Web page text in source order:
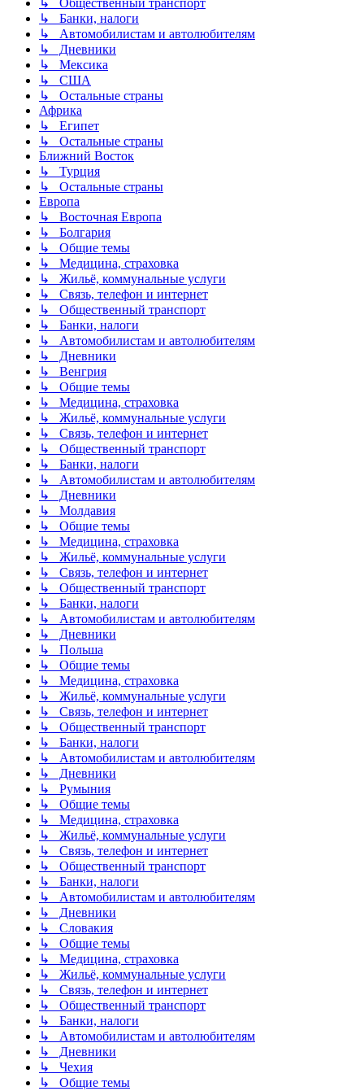
↳ Банки, налоги
↳ Автомобилистам и автолюбителям
↳ Дневники
↳ Мексика
↳ США
↳ Остальные страны
Африка
↳ Египет
↳ Остальные страны
Ближний Восток
↳ Турция
↳ Остальные страны
Европа
↳ Восточная Европа
↳ Болгария
↳ Общие темы
↳ Медицина, страховка
↳ Жильё, коммунальные услуги
↳ Связь, телефон и интернет
↳ Общественный транспорт
↳ Банки, налоги
↳ Автомобилистам и автолюбителям
↳ Дневники
↳ Венгрия
↳ Общие темы
↳ Медицина, страховка
↳ Жильё, коммунальные услуги
↳ Связь, телефон и интернет
↳ Общественный транспорт
↳ Банки, налоги
↳ Автомобилистам и автолюбителям
↳ Дневники
↳ Молдавия
↳ Общие темы
↳ Медицина, страховка
↳ Жильё, коммунальные услуги
↳ Связь, телефон и интернет
↳ Общественный транспорт
↳ Банки, налоги
↳ Автомобилистам и автолюбителям
↳ Дневники
↳ Польша
↳ Общие темы
↳ Медицина, страховка
↳ Жильё, коммунальные услуги
↳ Связь, телефон и интернет
↳ Общественный транспорт
↳ Банки, налоги
↳ Автомобилистам и автолюбителям
↳ Дневники
↳ Румыния
↳ Общие темы
↳ Медицина, страховка
↳ Жильё, коммунальные услуги
↳ Связь, телефон и интернет
↳ Общественный транспорт
↳ Банки, налоги
↳ Автомобилистам и автолюбителям
↳ Дневники
↳ Словакия
↳ Общие темы
↳ Медицина, страховка
↳ Жильё, коммунальные услуги
↳ Связь, телефон и интернет
↳ Общественный транспорт
↳ Банки, налоги
↳ Автомобилистам и автолюбителям
↳ Дневники
↳ Чехия
↳ Общие темы